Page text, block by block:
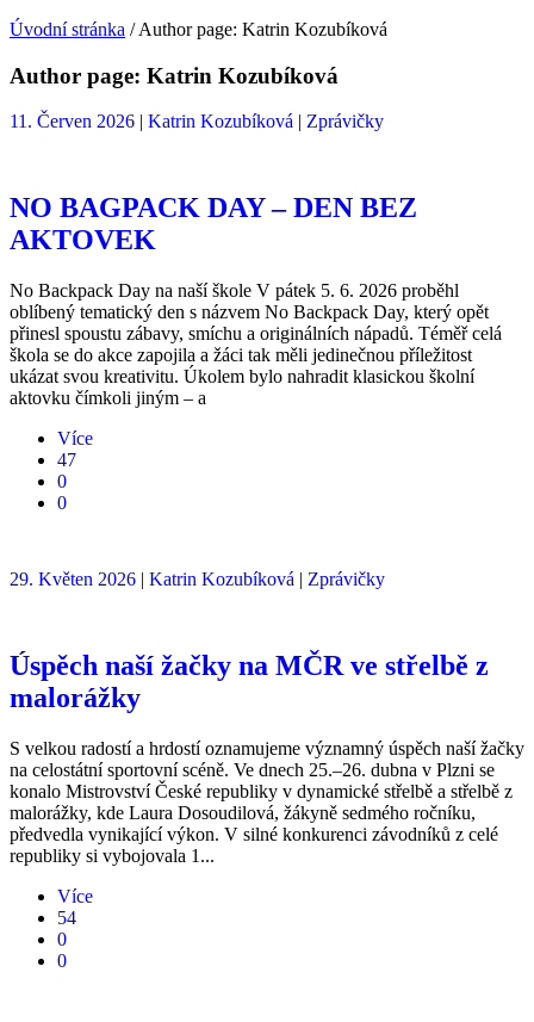
Úvodní stránka /Author page: Katrin Kozubíková
Author page: Katrin Kozubíková
11. Červen 2026 | Katrin Kozubíková | Zprávičky
NO BAGPACK DAY – DEN BEZ
AKTOVEK
No Backpack Day na naší škole V pátek 5. 6. 2026 proběhl
oblíbený tematický den s názvem No Backpack Day, který opět
přinesl spoustu zábavy, smíchu a originálních nápadů. Téměř celá
škola se do akce zapojila a žáci tak měli jedinečnou příležitost
ukázat svou kreativitu. Úkolem bylo nahradit klasickou školní
aktovku čímkoli jiným – a
Více
47
0
0
29. Květen 2026 | Katrin Kozubíková | Zprávičky
Úspěch naší žačky na MČR ve střelbě z
malorážky
S velkou radostí a hrdostí oznamujeme významný úspěch naší žačky
na celostátní sportovní scéně. Ve dnech 25.–26. dubna v Plzni se
konalo Mistrovství České republiky v dynamické střelbě a střelbě z
malorážky, kde Laura Dosoudilová, žákyně sedmého ročníku,
předvedla vynikající výkon. V silné konkurenci závodníků z celé
republiky si vybojovala 1...
Více
54
0
0